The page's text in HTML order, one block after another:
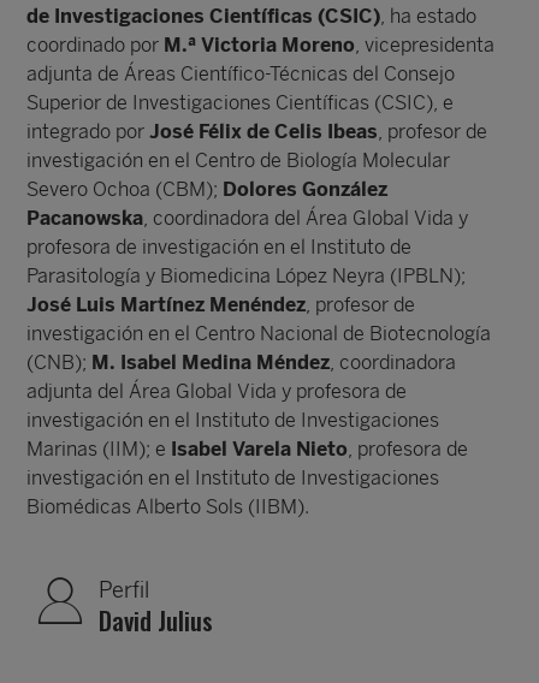
de Investigaciones Científicas (CSIC), ha estado
coordinado por M.ª Victoria Moreno, vicepresidenta
adjunta de Áreas Científico-Técnicas del Consejo
Superior de Investigaciones Científicas (CSIC), e
integrado porJosé Félix de Celis Ibeas, profesor de
investigación en el Centro de Biología Molecular
Severo Ochoa (CBM); Dolores González
Pacanowska, coordinadora del Área Global Vida y
profesora de investigación en el Instituto de
Parasitología y Biomedicina López Neyra (IPBLN);
José Luis Martínez Menéndez, profesor de
investigación en el Centro Nacional de Biotecnología
(CNB); M. Isabel Medina Méndez, coordinadora
adjunta del Área Global Vida y profesora de
investigación en el Instituto de Investigaciones
Marinas (IIM); e Isabel Varela Nieto, profesora de
investigación en el Instituto de Investigaciones
Biomédicas Alberto Sols (IIBM).
Perfil
David Julius